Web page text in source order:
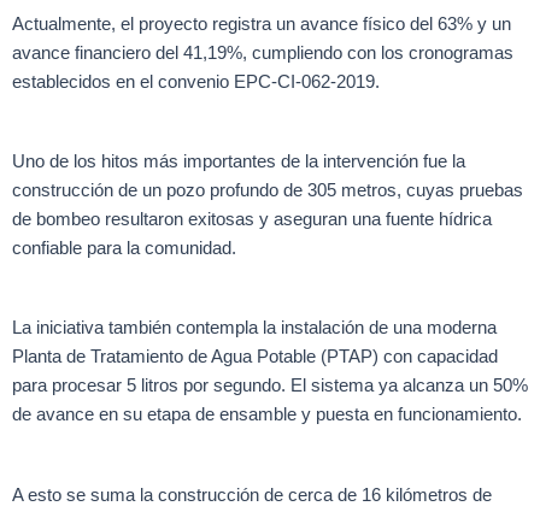
Actualmente, el proyecto registra un avance físico del 63% y un
avance financiero del 41,19%, cumpliendo con los cronogramas
establecidos en el convenio EPC-CI-062-2019.
Uno de los hitos más importantes de la intervención fue la
construcción de un pozo profundo de 305 metros, cuyas pruebas
de bombeo resultaron exitosas y aseguran una fuente hídrica
confiable para la comunidad.
La iniciativa también contempla la instalación de una moderna
Planta de Tratamiento de Agua Potable (PTAP) con capacidad
para procesar 5 litros por segundo. El sistema ya alcanza un 50%
de avance en su etapa de ensamble y puesta en funcionamiento.
A esto se suma la construcción de cerca de 16 kilómetros de